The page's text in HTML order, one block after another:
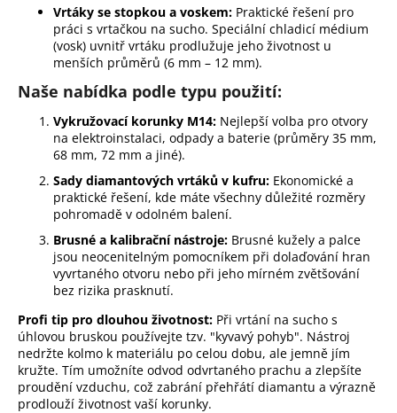
Vrtáky se stopkou a voskem: Praktické řešení pro
práci s vrtačkou na sucho. Speciální chladicí médium
(vosk) uvnitř vrtáku prodlužuje jeho životnost u
menších průměrů (6 mm – 12 mm).
Naše nabídka podle typu použití:
Vykružovací korunky M14: Nejlepší volba pro otvory
na elektroinstalaci, odpady a baterie (průměry 35 mm,
68 mm, 72 mm a jiné).
Sady diamantových vrtáků v kufru: Ekonomické a
praktické řešení, kde máte všechny důležité rozměry
pohromadě v odolném balení.
Brusné a kalibrační nástroje: Brusné kužely a palce
jsou neocenitelným pomocníkem při dolaďování hran
vyvrtaného otvoru nebo při jeho mírném zvětšování
bez rizika prasknutí.
Profi tip pro dlouhou životnost: Při vrtání na sucho s
úhlovou bruskou používejte tzv. "kyvavý pohyb". Nástroj
nedržte kolmo k materiálu po celou dobu, ale jemně jím
kružte. Tím umožníte odvod odvrtaného prachu a zlepšíte
proudění vzduchu, což zabrání přehřátí diamantu a výrazně
prodlouží životnost vaší korunky.